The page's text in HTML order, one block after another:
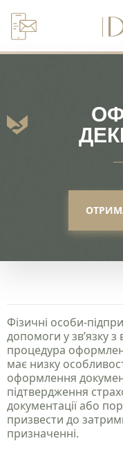
Перейти
до
Фізичні особи-
допомоги у зв’язку з
процедура
має низку
оформлення
підтвердження
документації або
призвести до
призначенні.